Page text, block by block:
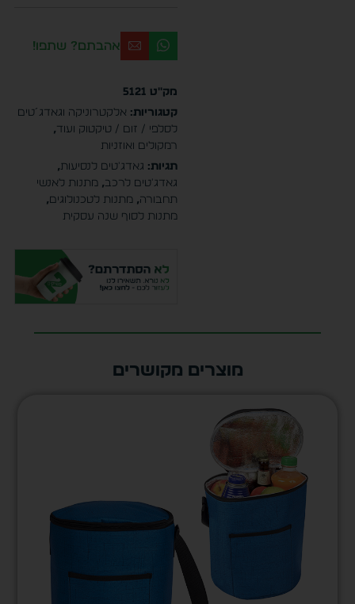
אהבתם? שתפו!
מק"ט 5121
קטגוריות: אלקטרוניקה וגאדג´טים
לסלפי / זום / טיקטוק ועוד,
רמקולים ואוזניות
תגיות: גאדג'טים לנסיעות,
גאדג'טים לרכב, מתנות לאנשי
תחבורה, מתנות לטכנולוגים,
מתנות לסוף שנה עסקית
מוצרים מקושרים